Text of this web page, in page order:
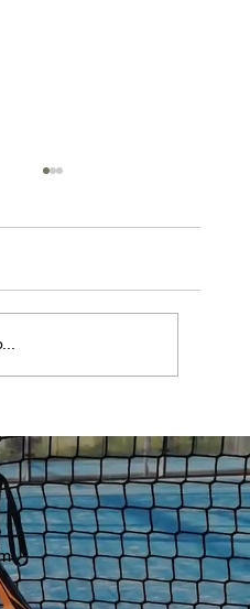
de pádel de primera
Central?